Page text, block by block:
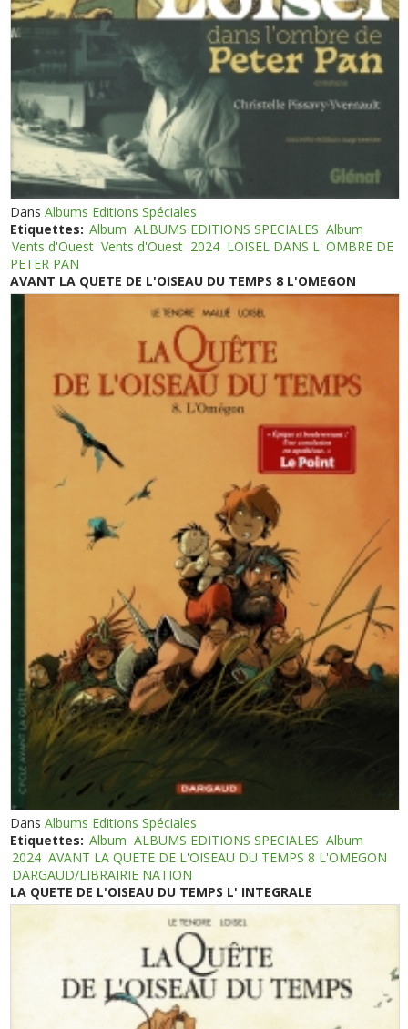
DansAlbums Editions Spéciales
Etiquettes: Album ALBUMS EDITIONS SPECIALES Album
Vents d'Ouest Vents d'Ouest 2024 LOISEL DANS L' OMBRE DE
PETER PAN
AVANT LA QUETE DE L'OISEAU DU TEMPS 8 L'OMEGON
DansAlbums Editions Spéciales
Etiquettes: Album ALBUMS EDITIONS SPECIALES Album
2024 AVANT LA QUETE DE L'OISEAU DU TEMPS 8 L'OMEGON
DARGAUD/LIBRAIRIE NATION
LA QUETE DE L'OISEAU DU TEMPS L' INTEGRALE